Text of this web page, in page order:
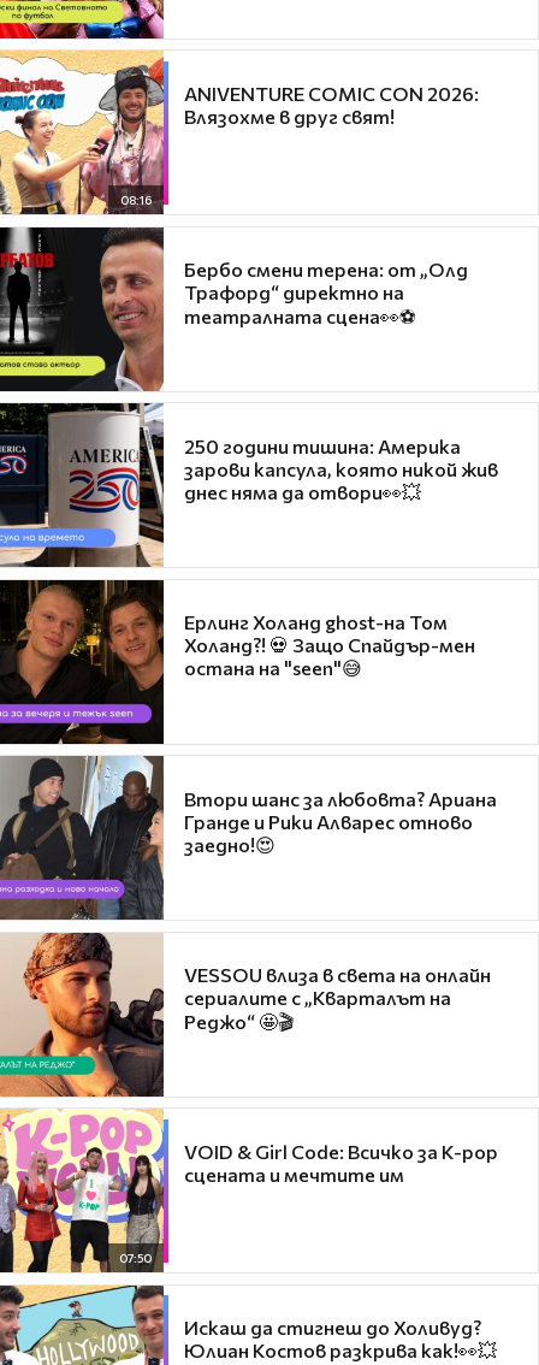
08:16
ANIVENTURE COMIC CON 2026:
Влязохме в друг свят!
Бербо смени терена: от „Олд
Трафорд“ директно на
театралната сцена👀⚽
250 години тишина: Америка
зарови капсула, която никой жив
днес няма да отвори👀💥
Ерлинг Холанд ghost-на Том
Холанд?! 💀 Защо Спайдър-мен
остана на "seen"😅
Втори шанс за любовта? Ариана
Гранде и Рики Алварес отново
заедно!😍
VESSOU влиза в света на онлайн
сериалите с „Кварталът на
Реджо“ 🤩🎬
07:50
VOID & Girl Code: Всичко за K-pop
сцената и мечтите им
Искаш да стигнеш до Холивуд?
Юлиан Костов разкрива как!👀💥